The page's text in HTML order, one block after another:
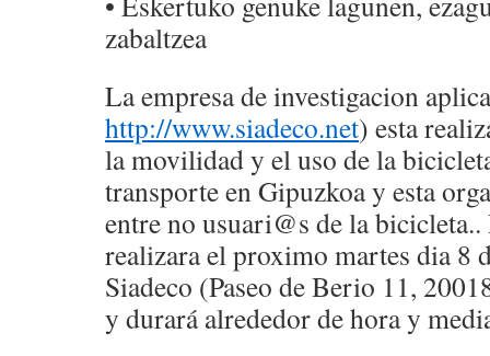
zabaltzea
La empresa de investigacion
http://www.siadeco.net) esta
la movilidad y el uso de la
transporte en Gipuzkoa y esta
entre no usuari@s de la bicicleta..
realizara el proximo martes dia 8
Siadeco (Paseo de Berio 11,
y durará alrededor de hora y